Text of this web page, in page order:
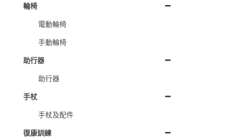
輪椅
電動輪椅
手動輪椅
助行器
助行器
手杖
手杖及配件
復康訓練